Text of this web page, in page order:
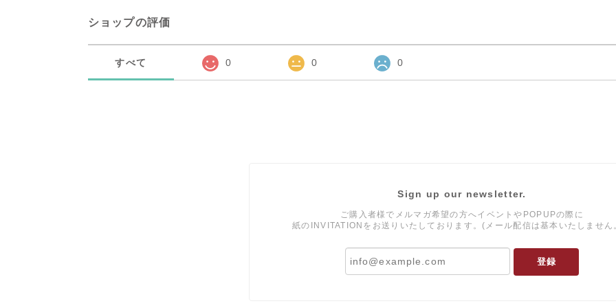
ショップの評価
すべて 0 0 0
Sign up our newsletter.
ご購入者様でメルマガ希望の方へイベントやPOPUPの際に
紙のINVITATIONをお送りいたしております。(メール配信は基本いたしません
登録